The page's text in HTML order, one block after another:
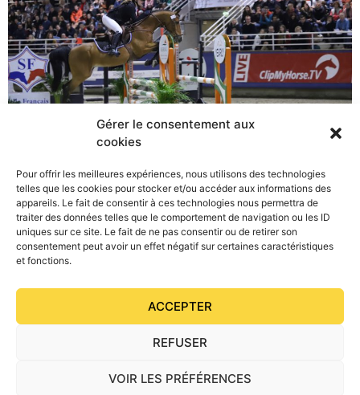
Gérer le consentement aux
cookies
Pour offrir les meilleures expériences, nous utilisons des technologies
telles que les cookies pour stocker et/ou accéder aux informations des
appareils. Le fait de consentir à ces technologies nous permettra de
traiter des données telles que le comportement de navigation ou les ID
uniques sur ce site. Le fait de ne pas consentir ou de retirer son
consentement peut avoir un effet négatif sur certaines caractéristiques
et fonctions.
ACCEPTER
REFUSER
VOIR LES PRÉFÉRENCES
Cinq étalons poneys ont participé pour la première fois
au Grand match lors du Salon des étalons de sport…